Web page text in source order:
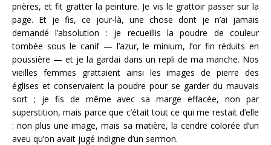
prières, et fit gratter la peinture. Je vis le grattoir passer sur la
page. Et je fis, ce jour-là, une chose dont je n’ai jamais
demandé l’absolution : je recueillis la poudre de couleur
tombée sous le canif — l’azur, le minium, l’or fin réduits en
poussière — et je la gardai dans un repli de ma manche. Nos
vieilles femmes grattaient ainsi les images de pierre des
églises et conservaient la poudre pour se garder du mauvais
sort ; je fis de même avec sa marge effacée, non par
superstition, mais parce que c’était tout ce qui me restait d’elle
: non plus une image, mais sa matière, la cendre colorée d’un
aveu qu’on avait jugé indigne d’un sermon.